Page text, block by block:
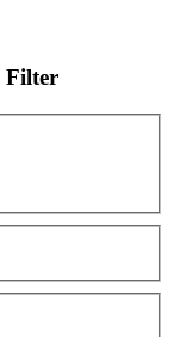
Filter